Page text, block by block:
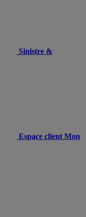
Sinistre &
Espace client Mon